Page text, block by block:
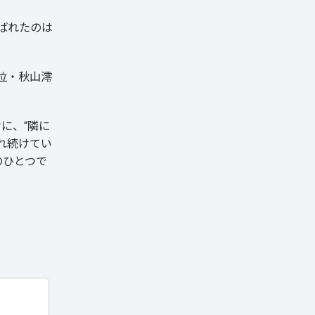
れたのは
・秋山澪
、“隣に
続けてい
とつで